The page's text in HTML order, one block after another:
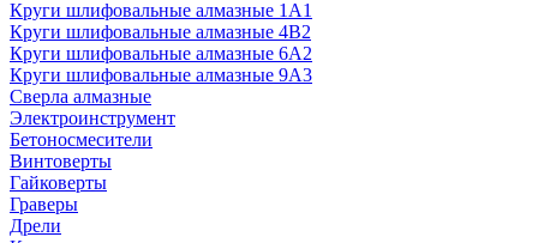
Круги шлифовальные алмазные 1А1
Круги шлифовальные алмазные 4В2
Круги шлифовальные алмазные 6A2
Круги шлифовальные алмазные 9А3
Сверла алмазные
Электроинструмент
Бетоносмесители
Винтоверты
Гайковерты
Граверы
Дрели